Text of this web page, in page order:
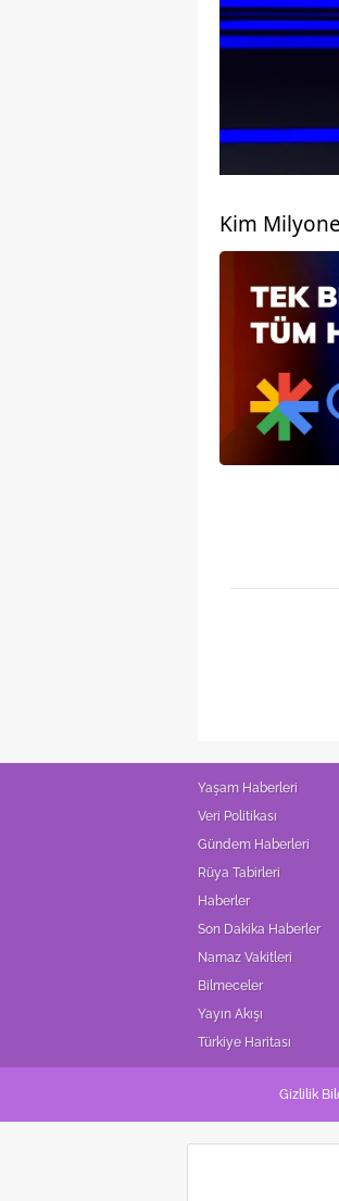
mevzuata
Kim
Yaşam Haberleri
Veri Politikası
Gündem Haberleri
Rüya Tabirleri
Haberler
Son Dakika Haberler
Namaz Vakitleri
Bilmeceler
Yayın Akışı
Türkiye Haritası
Gizlilik